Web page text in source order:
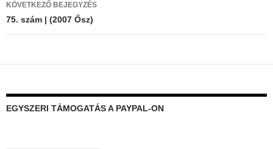
KÖVETKEZŐ BEJEGYZÉS
75. szám | (2007 Ősz)
EGYSZERI TÁMOGATÁS A PAYPAL-ON